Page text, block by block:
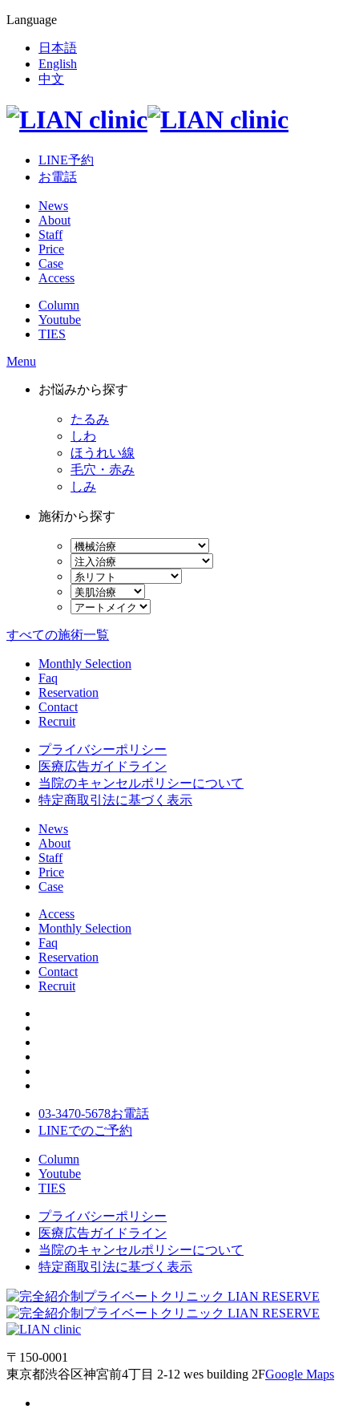
Language
日本語
English
中文
LINE予約
お電話
News
About
Staff
Price
Case
Access
Column
Youtube
TIES
Menu
お悩みから探す
たるみ
しわ
ほうれい線
毛穴・赤み
しみ
施術から探す
すべての施術一覧
Monthly Selection
Faq
Reservation
Contact
Recruit
プライバシーポリシー
医療広告ガイドライン
当院のキャンセルポリシーについて
特定商取引法に基づく表示
News
About
Staff
Price
Case
Access
Monthly Selection
Faq
Reservation
Contact
Recruit
03-3470-5678お電話
LINEでのご予約
Column
Youtube
TIES
プライバシーポリシー
医療広告ガイドライン
当院のキャンセルポリシーについて
特定商取引法に基づく表示
〒150-0001
東京都渋谷区神宮前4丁目 2-12 wes building 2FGoogle Maps